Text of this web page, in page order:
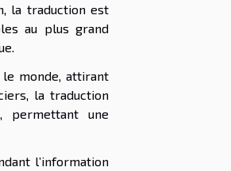
la traduction est
au plus grand
monde, attirant
la traduction
permettant une
l’information